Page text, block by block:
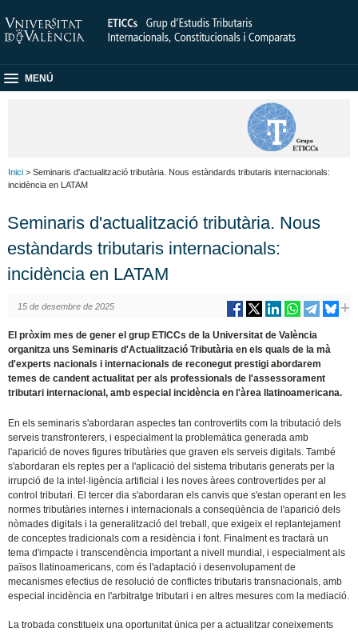
MENÚ
Inici > Seminaris d'actualització tributària. Nous estàndards tributaris internacionals:
incidència en LATAM
Seminaris d'actualització tributària. Nous
estàndards tributaris internacionals:
incidència en LATAM
15 de desembre de 2025
El pròxim mes de gener el grup ETICCs de la Universitat de València
organitza uns Seminaris d'Actualització Tributària en els quals de la mà
d'experts nacionals i internacionals de reconegut prestigi abordarem
temes de candent actualitat per als professionals de l'assessorament
tributari internacional, amb especial incidència en l'àrea llatinoamericana.
En els seminaris s'abordaran aspectes tan controvertits com la tributació dels
serveis transfronterers, i especialment la problemàtica generada amb
l'aparició de noves figures tributàries que graven els serveis digitals. També
s'abordaran els reptes per a l'aplicació del sistema tributaris generats per la
irrupció de la intel·ligència artificial i les noves àrees controvertides per al
control tributari. El tercer dia s'abordaran els canvis que s'estan operant en les
normes tributàries internes i internacionals a conseqüència de l'aparició dels
nòmades digitals i la generalització del treball, que exigeix el replantejament
de conceptes tradicionals com a residència i font. Finalment es tractarà un
tema d'impacte i transcendència important a nivell mundial, i especialment als
països llatinoamericans, com és l'adaptació i desenvolupament de
mecanismes efectius de resolució de conflictes tributaris transnacionals, amb
especial incidència en l'arbitratge tributari i en altres mesures com la mediació.
La trobada constitueix una oportunitat única per a actualitzar coneixements